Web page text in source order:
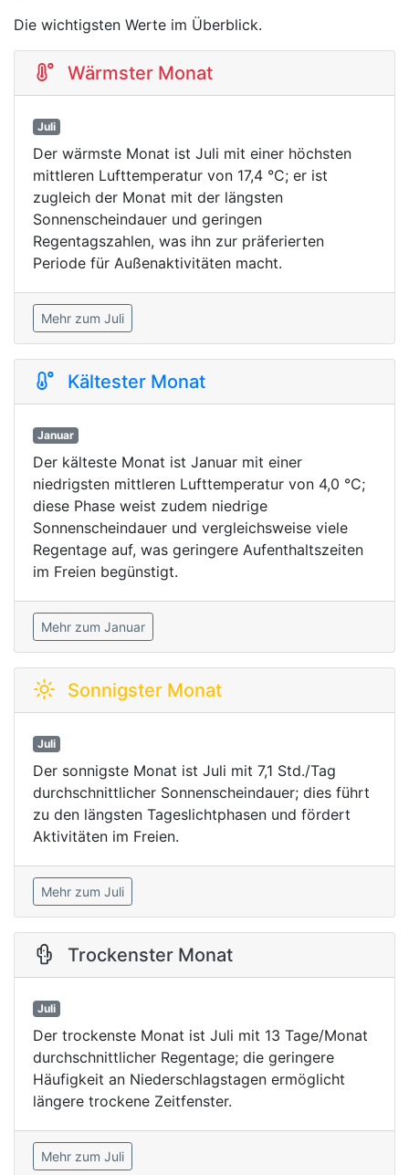
Die wichtigsten Werte im Überblick.
Wärmster Monat
Juli
Der wärmste Monat ist Juli mit einer höchsten
mittleren Lufttemperatur von 17,4 °C; er ist
zugleich der Monat mit der längsten
Sonnenscheindauer und geringen
Regentagszahlen, was ihn zur präferierten
Periode für Außenaktivitäten macht.
Mehr zum Juli
Kältester Monat
Januar
Der kälteste Monat ist Januar mit einer
niedrigsten mittleren Lufttemperatur von 4,0 °C;
diese Phase weist zudem niedrige
Sonnenscheindauer und vergleichsweise viele
Regentage auf, was geringere Aufenthaltszeiten
im Freien begünstigt.
Mehr zum Januar
Sonnigster Monat
Juli
Der sonnigste Monat ist Juli mit 7,1 Std./Tag
durchschnittlicher Sonnenscheindauer; dies führt
zu den längsten Tageslichtphasen und fördert
Aktivitäten im Freien.
Mehr zum Juli
Trockenster Monat
Juli
Der trockenste Monat ist Juli mit 13 Tage/Monat
durchschnittlicher Regentage; die geringere
Häufigkeit an Niederschlagstagen ermöglicht
längere trockene Zeitfenster.
Mehr zum Juli